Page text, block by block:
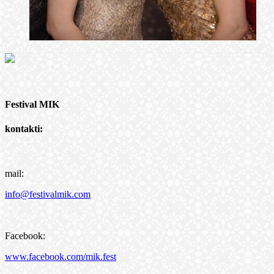
Festival MIK
kontakti:
mail:
info@festivalmik.com
Facebook:
www.facebook.com/mik.fest